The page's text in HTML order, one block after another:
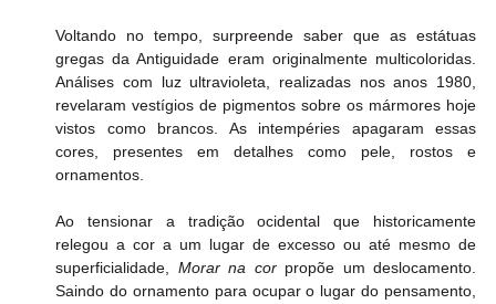
Voltando no tempo, surpreende saber que as estátuas
gregas da Antiguidade eram originalmente multicoloridas.
Análises com luz ultravioleta, realizadas nos anos 1980,
revelaram vestígios de pigmentos sobre os mármores hoje
vistos como brancos. As intempéries apagaram essas
cores, presentes em detalhes como pele, rostos e
ornamentos.
Ao tensionar a tradição ocidental que historicamente
relegou a cor a um lugar de excesso ou até mesmo de
superficialidade, Morar na cor propõe um deslocamento.
Saindo do ornamento para ocupar o lugar do pensamento,